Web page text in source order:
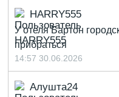
HARRY555
У отеля Бартон
прибраться
14:57 30.06.2026
Алушта24